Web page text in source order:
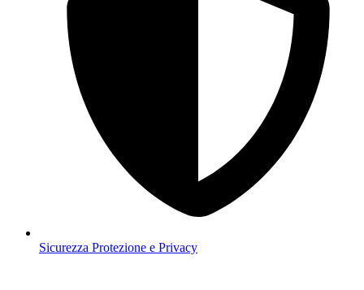
Sicurezza Protezione e Privacy